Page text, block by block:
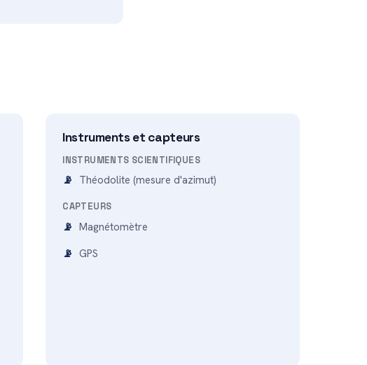
Instruments et capteurs
INSTRUMENTS SCIENTIFIQUES
Théodolite (mesure d'azimut)
CAPTEURS
Magnétomètre
GPS